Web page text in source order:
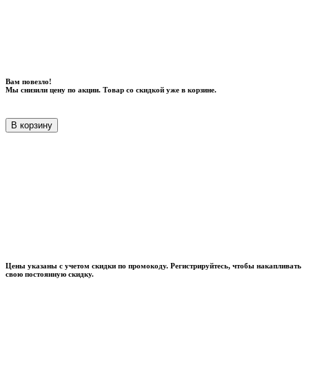
Вам повезло!
Мы снизили цену по акции. Товар со скидкой уже в корзине.
В корзину
Цены указаны с учетом скидки по промокоду. Регистрируйтесь, чтобы накапливать
свою постоянную скидку.